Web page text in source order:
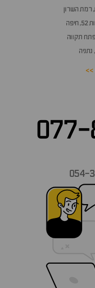
רמת השרון
>>
077-